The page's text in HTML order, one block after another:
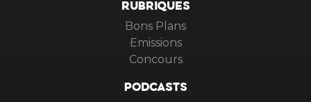
RUBRIQUES
Bons Plans
Emissions
Concours
PODCASTS